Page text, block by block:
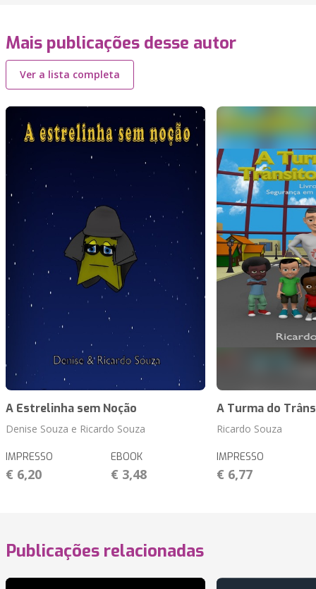
Mais publicações desse autor
Ver a lista completa
A Estrelinha sem Noção
Denise Souza e Ricardo Souza
IMPRESSO
€ 6,20
EBOOK
€ 3,48
A Turma do
Ricardo Souza
IMPRESSO
€ 6,77
Publicações relacionadas